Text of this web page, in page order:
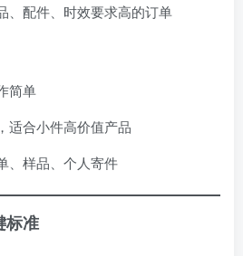
、配件、时效要求高的订单
简单
适合小件高价值产品
、样品、个人寄件
标准